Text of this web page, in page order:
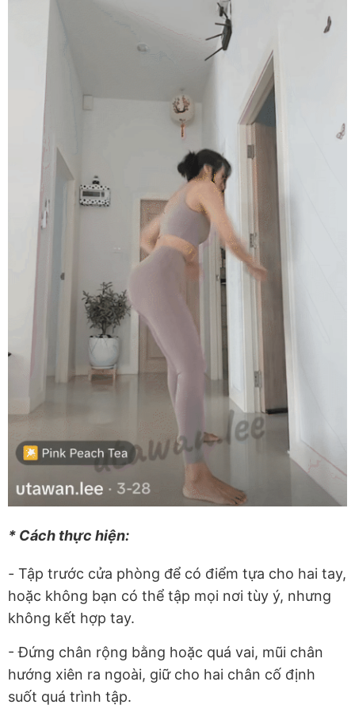
* Cách thực hiện:
- Tập trước cửa phòng để có điểm tựa cho hai tay,
hoặc không bạn có thể tập mọi nơi tùy ý, nhưng
không kết hợp tay.
- Đứng chân rộng bằng hoặc quá vai, mũi chân
hướng xiên ra ngoài, giữ cho hai chân cố định
suốt quá trình tập.